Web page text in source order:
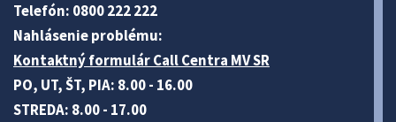
Telefón: 0800 222 222
Nahlásenie problému:
Kontaktný formulár Call Centra MV SR
PO, UT, ŠT, PIA: 8.00 - 16.00
STREDA: 8.00 - 17.00